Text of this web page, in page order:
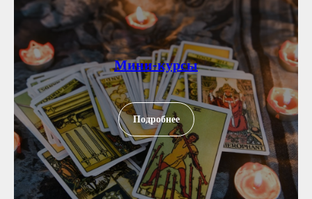
Мини-курсы
Подробнее